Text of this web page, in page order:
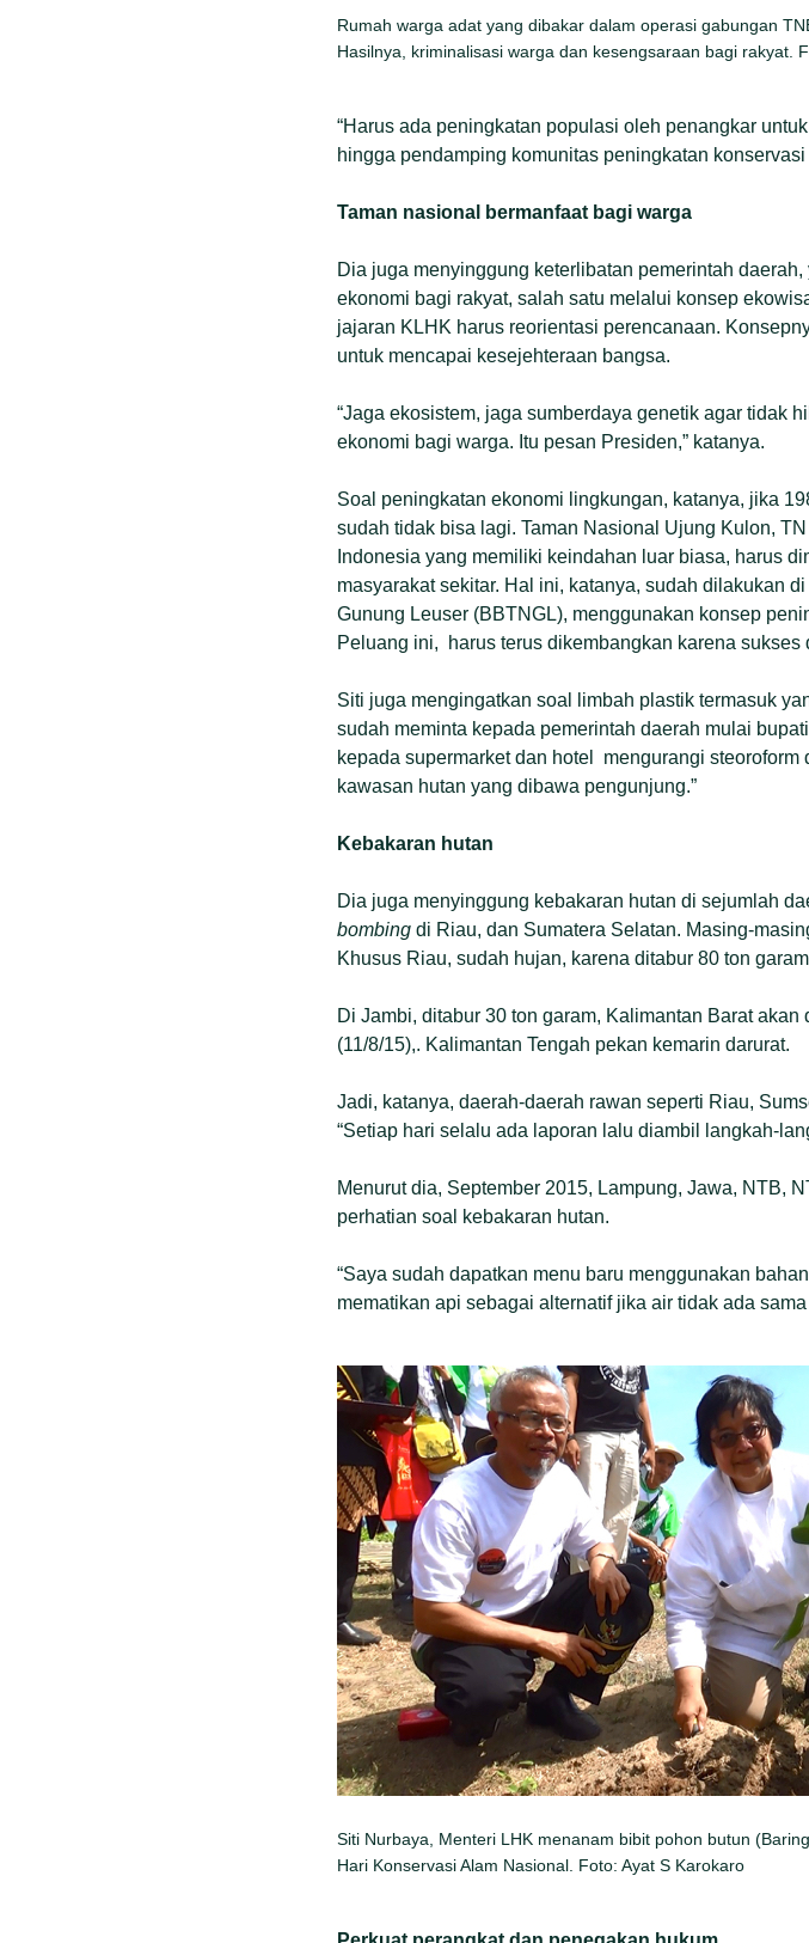
Rumah warga adat yang dibakar dalam operasi gabungan
Hasilnya, kriminalisasi warga dan kesengsaraan bagi rakyat.
“Harus ada peningkatan populasi oleh penangkar
hingga pendamping komunitas peningkatan
Taman nasional bermanfaat bagi warga
Dia juga menyinggung keterlibatan pemerintah
ekonomi bagi rakyat, salah satu melalui konsep
jajaran KLHK harus reorientasi perencanaan.
untuk mencapai kesejehteraan bangsa.
“Jaga ekosistem, jaga sumberdaya genetik agar tidak
ekonomi bagi warga. Itu pesan Presiden,” katanya.
Soal peningkatan ekonomi lingkungan, katanya, jika
sudah tidak bisa lagi. Taman Nasional Ujung Kulon,
Indonesia yang memiliki keindahan luar biasa, harus
masyarakat sekitar. Hal ini, katanya, sudah dilakukan
Gunung Leuser (BBTNGL), menggunakan konsep
Peluang ini, harus terus dikembangkan karena sukses
Siti juga mengingatkan soal limbah plastik termasuk
sudah meminta kepada pemerintah daerah mulai
kepada supermarket dan hotel mengurangi
kawasan hutan yang dibawa pengunjung.”
Kebakaran hutan
Dia juga menyinggung kebakaran hutan di sejumlah
bombing di Riau, dan Sumatera Selatan. Masing-
Khusus Riau, sudah hujan, karena ditabur 80 ton
Di Jambi, ditabur 30 ton garam, Kalimantan Barat
(11/8/15),. Kalimantan Tengah pekan kemarin darurat.
Jadi, katanya, daerah-daerah rawan seperti Riau,
“Setiap hari selalu ada laporan lalu diambil langkah-
Menurut dia, September 2015, Lampung, Jawa, NTB,
perhatian soal kebakaran hutan.
“Saya sudah dapatkan menu baru menggunakan
mematikan api sebagai alternatif jika air tidak ada sama
Siti Nurbaya, Menteri LHK menanam bibit pohon butun
Hari Konservasi Alam Nasional. Foto: Ayat S Karokaro